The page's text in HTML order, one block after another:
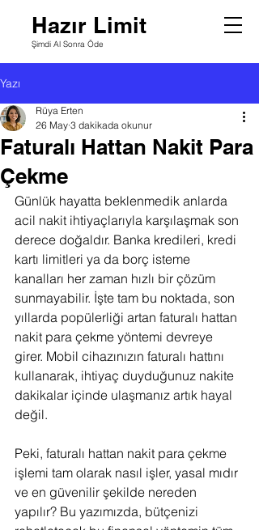
Hazır Limit
Şimdi Al Sonra Öde
Yazı
Faturalı Hattan Nakit Para
Çekme
Rüya Erten
26 May 3 dakikada okunur
Günlük hayatta beklenmedik anlarda
acil nakit ihtiyaçlarıyla karşılaşmak son
derece doğaldır. Banka kredileri, kredi
kartı limitleri ya da borç isteme
kanalları her zaman hızlı bir çözüm
sunmayabilir. İşte tam bu noktada, son
yıllarda popülerliği artan faturalı hattan
nakit para çekme yöntemi devreye
girer. Mobil cihazınızın faturalı hattını
kullanarak, ihtiyaç duyduğunuz nakite
dakikalar içinde ulaşmanız artık hayal
değil.
Peki, faturalı hattan nakit para çekme
işlemi tam olarak nasıl işler, yasal mıdır
ve en güvenilir şekilde nereden
yapılır? Bu yazımızda, bütçenizi